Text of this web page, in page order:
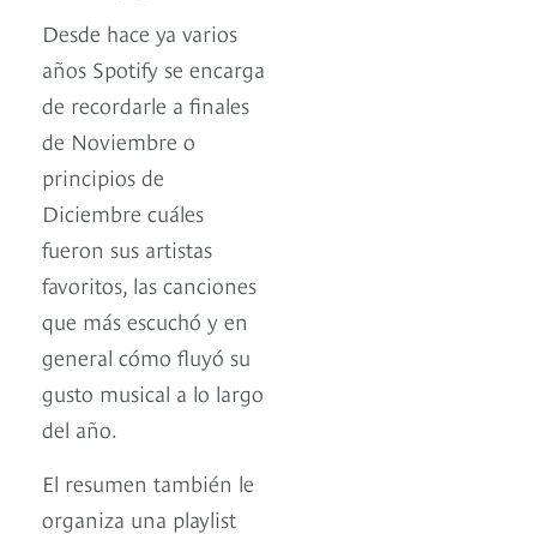
Desde hace ya varios
años Spotify se encarga
de recordarle a finales
de Noviembre o
principios de
Diciembre cuáles
fueron sus artistas
favoritos, las canciones
que más escuchó y en
general cómo fluyó su
gusto musical a lo largo
del año.
El resumen también le
organiza una playlist